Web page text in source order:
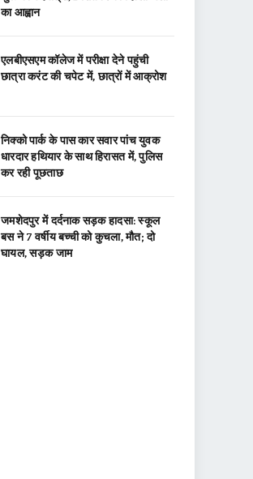
का आह्वान
एलबीएसएम कॉलेज में परीक्षा देने पहुंची
छात्रा करंट की चपेट में, छात्रों में आक्रोश
निक्को पार्क के पास कार सवार पांच युवक
धारदार हथियार के साथ हिरासत में, पुलिस
कर रही पूछताछ
जमशेदपुर में दर्दनाक सड़क हादसा: स्कूल
बस ने 7 वर्षीय बच्ची को कुचला, मौत; दो
घायल, सड़क जाम